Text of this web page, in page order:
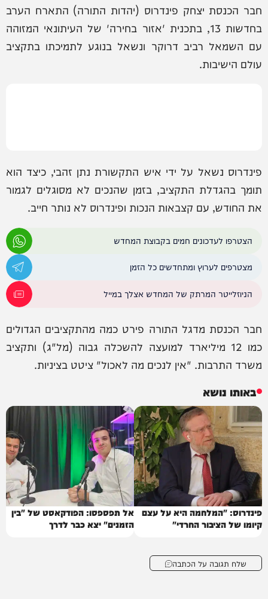
חבר הכנסת יצחק פינדרוס (יהדות התורה) התארח הערב
בחדשות 13, בתכנית 'אזור בחירה' של העיתונאי המזוהה
עם השמאל רביב דרוקר ונשאל בנוגע לתמיכתו בתקציב
עולם הישיבות.
פינדרוס נשאל על ידי איש התקשורת נתן זהבי, כיצד הוא
תומך בהגדלת התקציב, בזמן שהנכים לא מסוגלים לגמור
את החודש, עם קצבאות הנכות ופינדרוס לא נותר חייב.
הצטרפו לעדכונים חמים בקבוצת המחדש
מצטרפים לערוץ ומתחדשים כל הזמן
הניוזלייטר המרתק של המחדש אצלך במייל
חבר הכנסת מדגל התורה פירט כמה מהתקציבים הגדולים
כמו 12 מיליארד למועצה להשכלה גבוה (מל"ג) ותקציב
משרד התרבות. "אין לנכים מה לאכול" ציטט בציניות.
באותו נושא
פינדרוס: "המלחמה היא על עצם
קיומו של הציבור החרדי"
אל תפספסו: הפודקאסט של "בין
הזמנים" יצא כבר לדרך
שלח תגובה על הכתבה